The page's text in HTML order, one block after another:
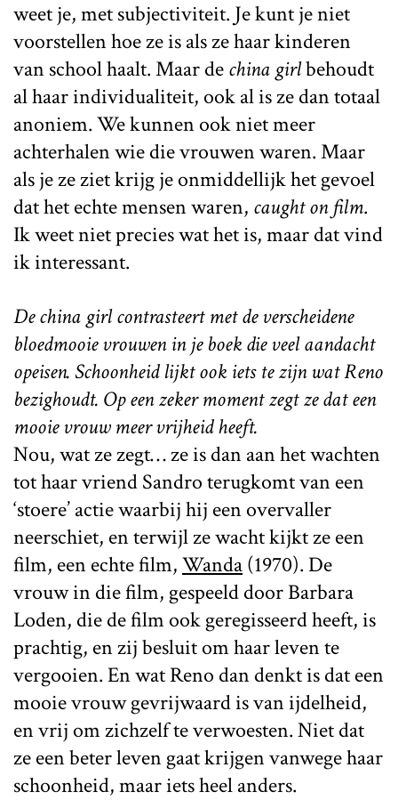
weet je, met subjectiviteit. Je kunt je niet
voorstellen hoe ze is als ze haar kinderen
van school haalt. Maar dechina girlbehoudt
al haar individualiteit, ook al is ze dan totaal
anoniem. We kunnen ook niet meer
achterhalen wie die vrouwen waren. Maar
als je ze ziet krijg je onmiddellijk het gevoel
dat het echte mensen waren, caught on film.
Ik weet niet precies wat het is, maar dat vind
ik interessant.
De china girl contrasteert met de verscheidene
bloedmooie vrouwen in je boek die veel aandacht
opeisen. Schoonheid lijkt ook iets te zijn wat Reno
bezighoudt. Op een zeker moment zegt ze dat een
mooie vrouw meer vrijheid heeft.
Nou, wat ze zegt… ze is dan aan het wachten
tot haar vriend Sandro terugkomt van een
‘stoere’ actie waarbij hij een overvaller
neerschiet, en terwijl ze wacht kijkt ze een
film, een echte film,Wanda(1970). De
vrouw in die film, gespeeld door Barbara
Loden, die de film ook geregisseerd heeft, is
prachtig, en zij besluit om haar leven te
vergooien. En wat Reno dan denkt is dat een
mooie vrouw gevrijwaard is van ijdelheid,
en vrij om zichzelf te verwoesten. Niet dat
ze een beter leven gaat krijgen vanwege haar
schoonheid, maar iets heel anders.